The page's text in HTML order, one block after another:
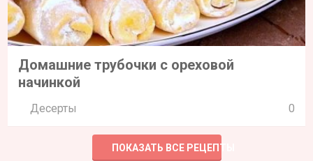
Домашние трубочки с ореховой
начинкой
Десерты 0
ПОКАЗАТЬ ВСЕ РЕЦЕПТЫ